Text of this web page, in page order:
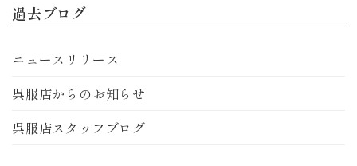
過去ブログ
ニュースリリース
呉服店からのお知らせ
呉服店スタッフブログ